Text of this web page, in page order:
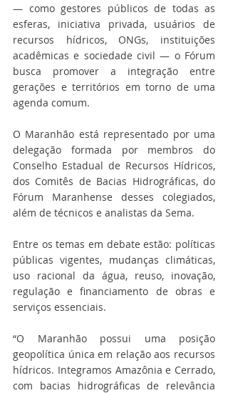
— como gestores públicos de todas as
esferas, iniciativa privada, usuários de
recursos hídricos, ONGs, instituições
acadêmicas e sociedade civil — o Fórum
busca promover a integração entre
gerações e territórios em torno de uma
agenda comum.
O Maranhão está representado por uma
delegação formada por membros do
Conselho Estadual de Recursos Hídricos,
dos Comitês de Bacias Hidrográficas, do
Fórum Maranhense desses colegiados,
além de técnicos e analistas da Sema.
Entre os temas em debate estão: políticas
públicas vigentes, mudanças climáticas,
uso racional da água, reuso, inovação,
regulação e financiamento de obras e
serviços essenciais.
“O Maranhão possui uma posição
geopolítica única em relação aos recursos
hídricos. Integramos Amazônia e Cerrado,
com bacias hidrográficas de relevância